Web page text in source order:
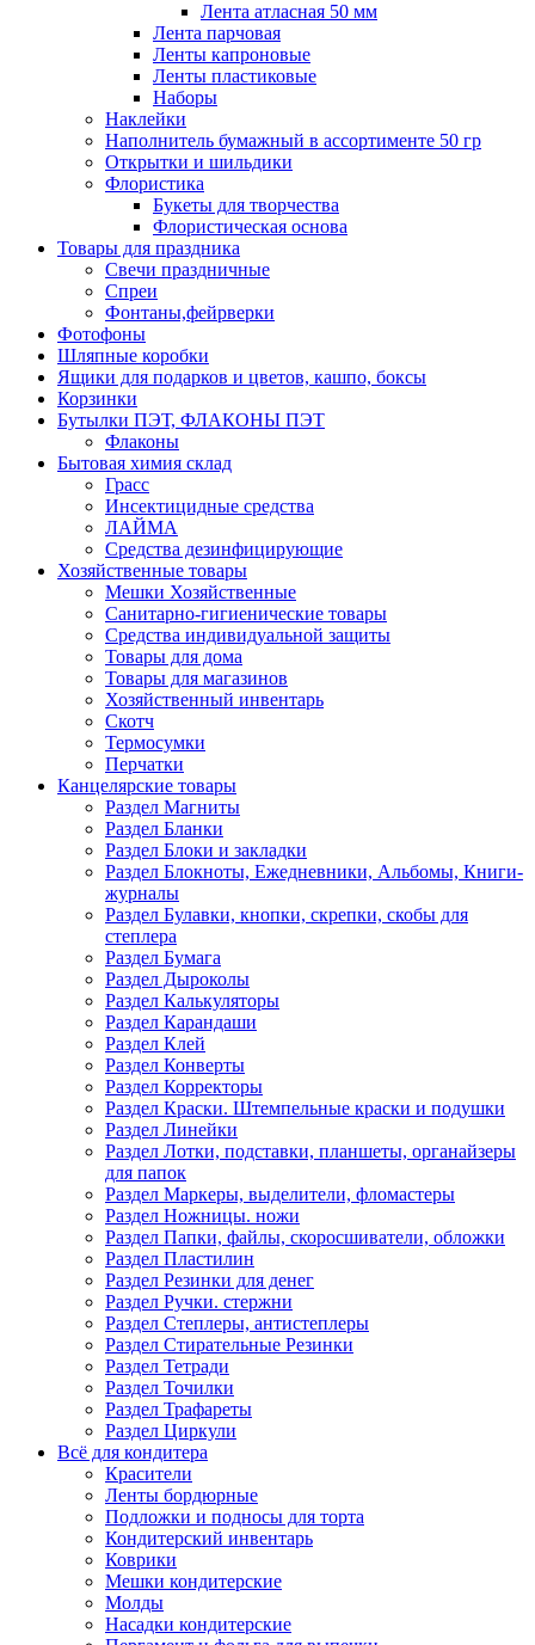
Лента атласная 50 мм
Лента парчовая
Ленты капроновые
Ленты пластиковые
Наборы
Наклейки
Наполнитель бумажный в ассортименте 50 гр
Открытки и шильдики
Флористика
Букеты для творчества
Флористическая основа
Товары для праздника
Свечи праздничные
Спреи
Фонтаны,фейрверки
Фотофоны
Шляпные коробки
Ящики для подарков и цветов, кашпо, боксы
Корзинки
Бутылки ПЭТ, ФЛАКОНЫ ПЭТ
Флаконы
Бытовая химия склад
Грасс
Инсектицидные средства
ЛАЙМА
Средства дезинфицирующие
Хозяйственные товары
Мешки Хозяйственные
Санитарно-гигиенические товары
Средства индивидуальной защиты
Товары для дома
Товары для магазинов
Хозяйственный инвентарь
Скотч
Термосумки
Перчатки
Канцелярские товары
Раздел Магниты
Раздел Бланки
Раздел Блоки и закладки
Раздел Блокноты, Ежедневники, Альбомы, Книги-
журналы
Раздел Булавки, кнопки, скрепки, скобы для
степлера
Раздел Бумага
Раздел Дыроколы
Раздел Калькуляторы
Раздел Карандаши
Раздел Клей
Раздел Конверты
Раздел Корректоры
Раздел Краски. Штемпельные краски и подушки
Раздел Линейки
Раздел Лотки, подставки, планшеты, органайзеры
для папок
Раздел Маркеры, выделители, фломастеры
Раздел Ножницы. ножи
Раздел Папки, файлы, скоросшиватели, обложки
Раздел Пластилин
Раздел Резинки для денег
Раздел Ручки. стержни
Раздел Степлеры, антистеплеры
Раздел Стирательные Резинки
Раздел Тетради
Раздел Точилки
Раздел Трафареты
Раздел Циркули
Всё для кондитера
Красители
Ленты бордюрные
Подложки и подносы для торта
Кондитерский инвентарь
Коврики
Мешки кондитерские
Молды
Насадки кондитерские